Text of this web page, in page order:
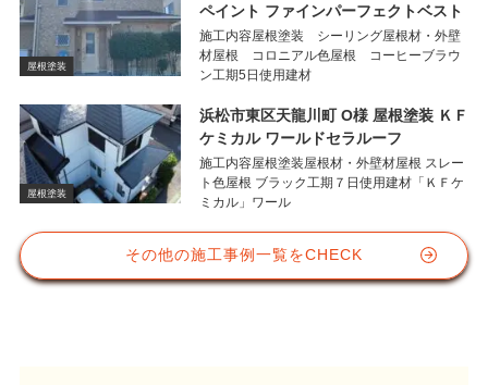
屋根塗装
ペイント ファインパーフェクトベスト
施工内容屋根塗装 シーリング屋根材・外壁
材屋根 コロニアル色屋根 コーヒーブラウ
ン工期5日使用建材
屋根塗装
浜松市東区天龍川町 O様 屋根塗装 ＫＦ
ケミカル ワールドセラルーフ
施工内容屋根塗装屋根材・外壁材屋根 スレー
ト色屋根 ブラック工期７日使用建材「ＫＦケ
ミカル」ワール
その他の施工事例一覧をCHECK